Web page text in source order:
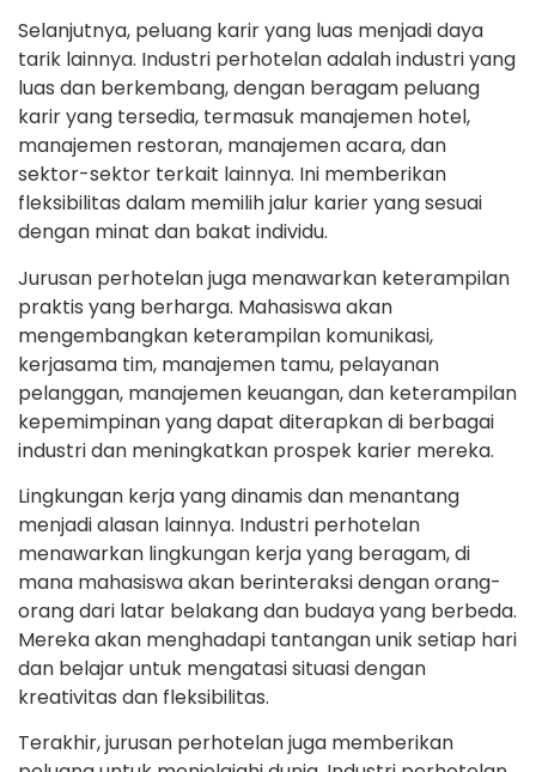
Selanjutnya, peluang karir yang luas menjadi daya
tarik lainnya. Industri perhotelan adalah industri yang
luas dan berkembang, dengan beragam peluang
karir yang tersedia, termasuk manajemen hotel,
manajemen restoran, manajemen acara, dan
sektor-sektor terkait lainnya. Ini memberikan
fleksibilitas dalam memilih jalur karier yang sesuai
dengan minat dan bakat individu.
Jurusan perhotelan juga menawarkan keterampilan
praktis yang berharga. Mahasiswa akan
mengembangkan keterampilan komunikasi,
kerjasama tim, manajemen tamu, pelayanan
pelanggan, manajemen keuangan, dan keterampilan
kepemimpinan yang dapat diterapkan di berbagai
industri dan meningkatkan prospek karier mereka.
Lingkungan kerja yang dinamis dan menantang
menjadi alasan lainnya. Industri perhotelan
menawarkan lingkungan kerja yang beragam, di
mana mahasiswa akan berinteraksi dengan orang-
orang dari latar belakang dan budaya yang berbeda.
Mereka akan menghadapi tantangan unik setiap hari
dan belajar untuk mengatasi situasi dengan
kreativitas dan fleksibilitas.
Terakhir, jurusan perhotelan juga memberikan